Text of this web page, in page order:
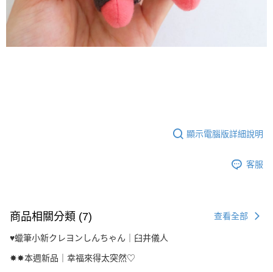
顯示電腦版詳細說明
客服
商品相關分類 (7) 查看全部
♥︎蠟筆小新クレヨンしんちゃん｜臼井儀人
✸✸本週新品｜幸福來得太突然♡